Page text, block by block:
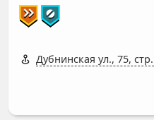
Дубнинская ул., 75,